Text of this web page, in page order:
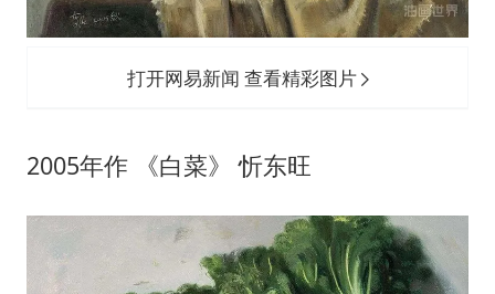
打开网易新闻 查看精彩图片
2005年作 《白菜》 忻东旺